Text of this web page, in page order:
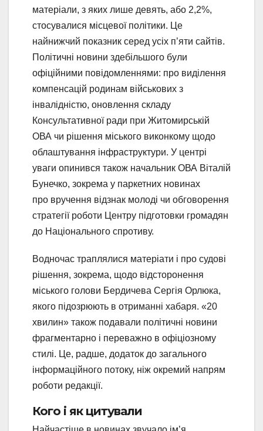
матеріали, з яких лише девять, або 2,2%,
стосувалися місцевої політики. Це
найнижчий показник серед усіх п’яти сайтів.
Політичні новини здебільшого були
офіційними повідомленнями: про виділення
компенсацій родинам військових з
інвалідністю, оновлення складу
Консультативної ради при Житомирській
ОВА чи рішення міського виконкому щодо
облаштування інфраструктури. У центрі
уваги опинився також начальник ОВА Віталій
Бунечко, зокрема у паркетних новинах
про вручення відзнак молоді чи обговорення
стратегії роботи Центру підготовки громадян
до Національного спротиву.
Водночас траплялися матеріати і про судові
рішення, зокрема, щодо відсторонення
міського голови Бердичева Сергія Орлюка,
якого підозрюють в отриманні хабаря. «20
хвилин» також подавали політичні новини
фрагментарно і переважно в офіціозному
стилі. Це, радше, додаток до загального
інформаційного потоку, ніж окремий напрям
роботи редакції.
Кого і як цитували